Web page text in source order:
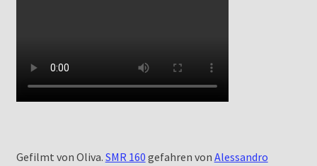
Gefilmt von Oliva. SMR 160 gefahren von Alessandro